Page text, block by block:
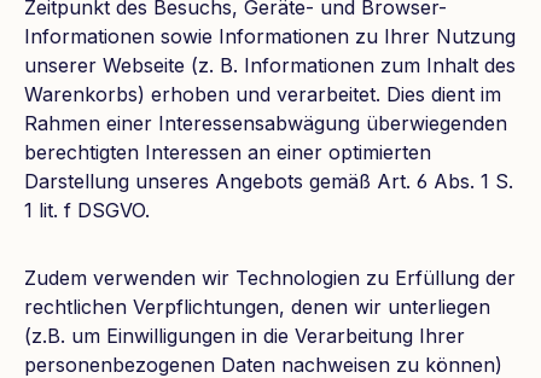
Zeitpunkt des Besuchs, Geräte- und Browser-
Informationen sowie Informationen zu Ihrer Nutzung
unserer Webseite (z. B. Informationen zum Inhalt des
Warenkorbs) erhoben und verarbeitet. Dies dient im
Rahmen einer Interessensabwägung überwiegenden
berechtigten Interessen an einer optimierten
Darstellung unseres Angebots gemäß Art. 6 Abs. 1 S.
1 lit. f DSGVO.
Zudem verwenden wir Technologien zu Erfüllung der
rechtlichen Verpflichtungen, denen wir unterliegen
(z.B. um Einwilligungen in die Verarbeitung Ihrer
personenbezogenen Daten nachweisen zu können)